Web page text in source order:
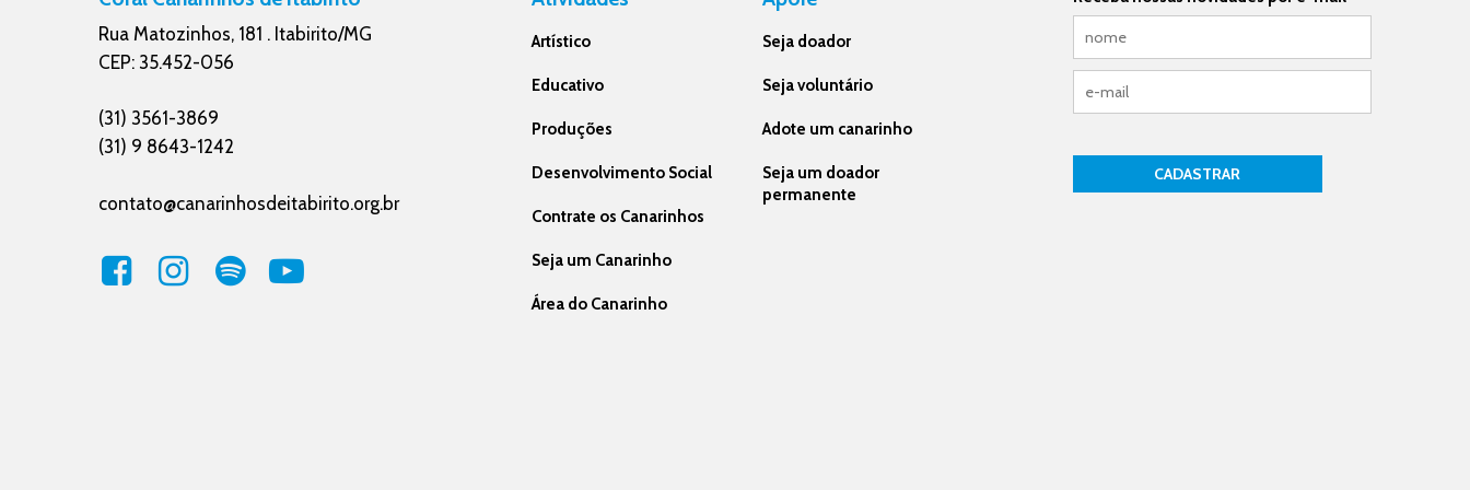
Rua Matozinhos, 181 . Itabirito/MG
CEP: 35.452-056
(31) 3561-3869
(31) 9 8643-1242
contato@canarinhosdeitabirito.org.br
Artístico
Educativo
Produções
Desenvolvimento Social
Contrate os Canarinhos
Seja um Canarinho
Área do Canarinho
Seja doador
Seja voluntário
Adote um canarinho
Seja um doador
permanente